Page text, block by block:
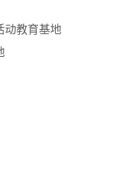
动教育基地